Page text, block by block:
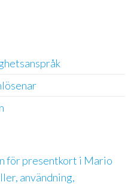
för presentkort i Mario
användning,